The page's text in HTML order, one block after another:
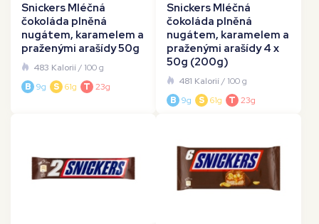
Snickers Mléčná
čokoláda plněná
nugátem, karamelem a
praženými arašídy 50g
483 Kalorií/ 100 g
B 9g S 61g T 23g
Snickers Mléčná
čokoláda plněná
nugátem, karamelem a
praženými arašídy 4 x
50g (200g)
481 Kalorií/ 100 g
B 9g S 61g T 23g